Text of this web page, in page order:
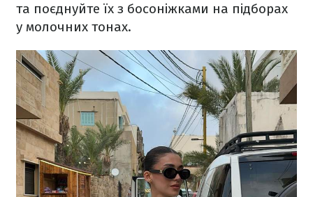
та поєднуйте їх з босоніжками на підборах
у молочних тонах.